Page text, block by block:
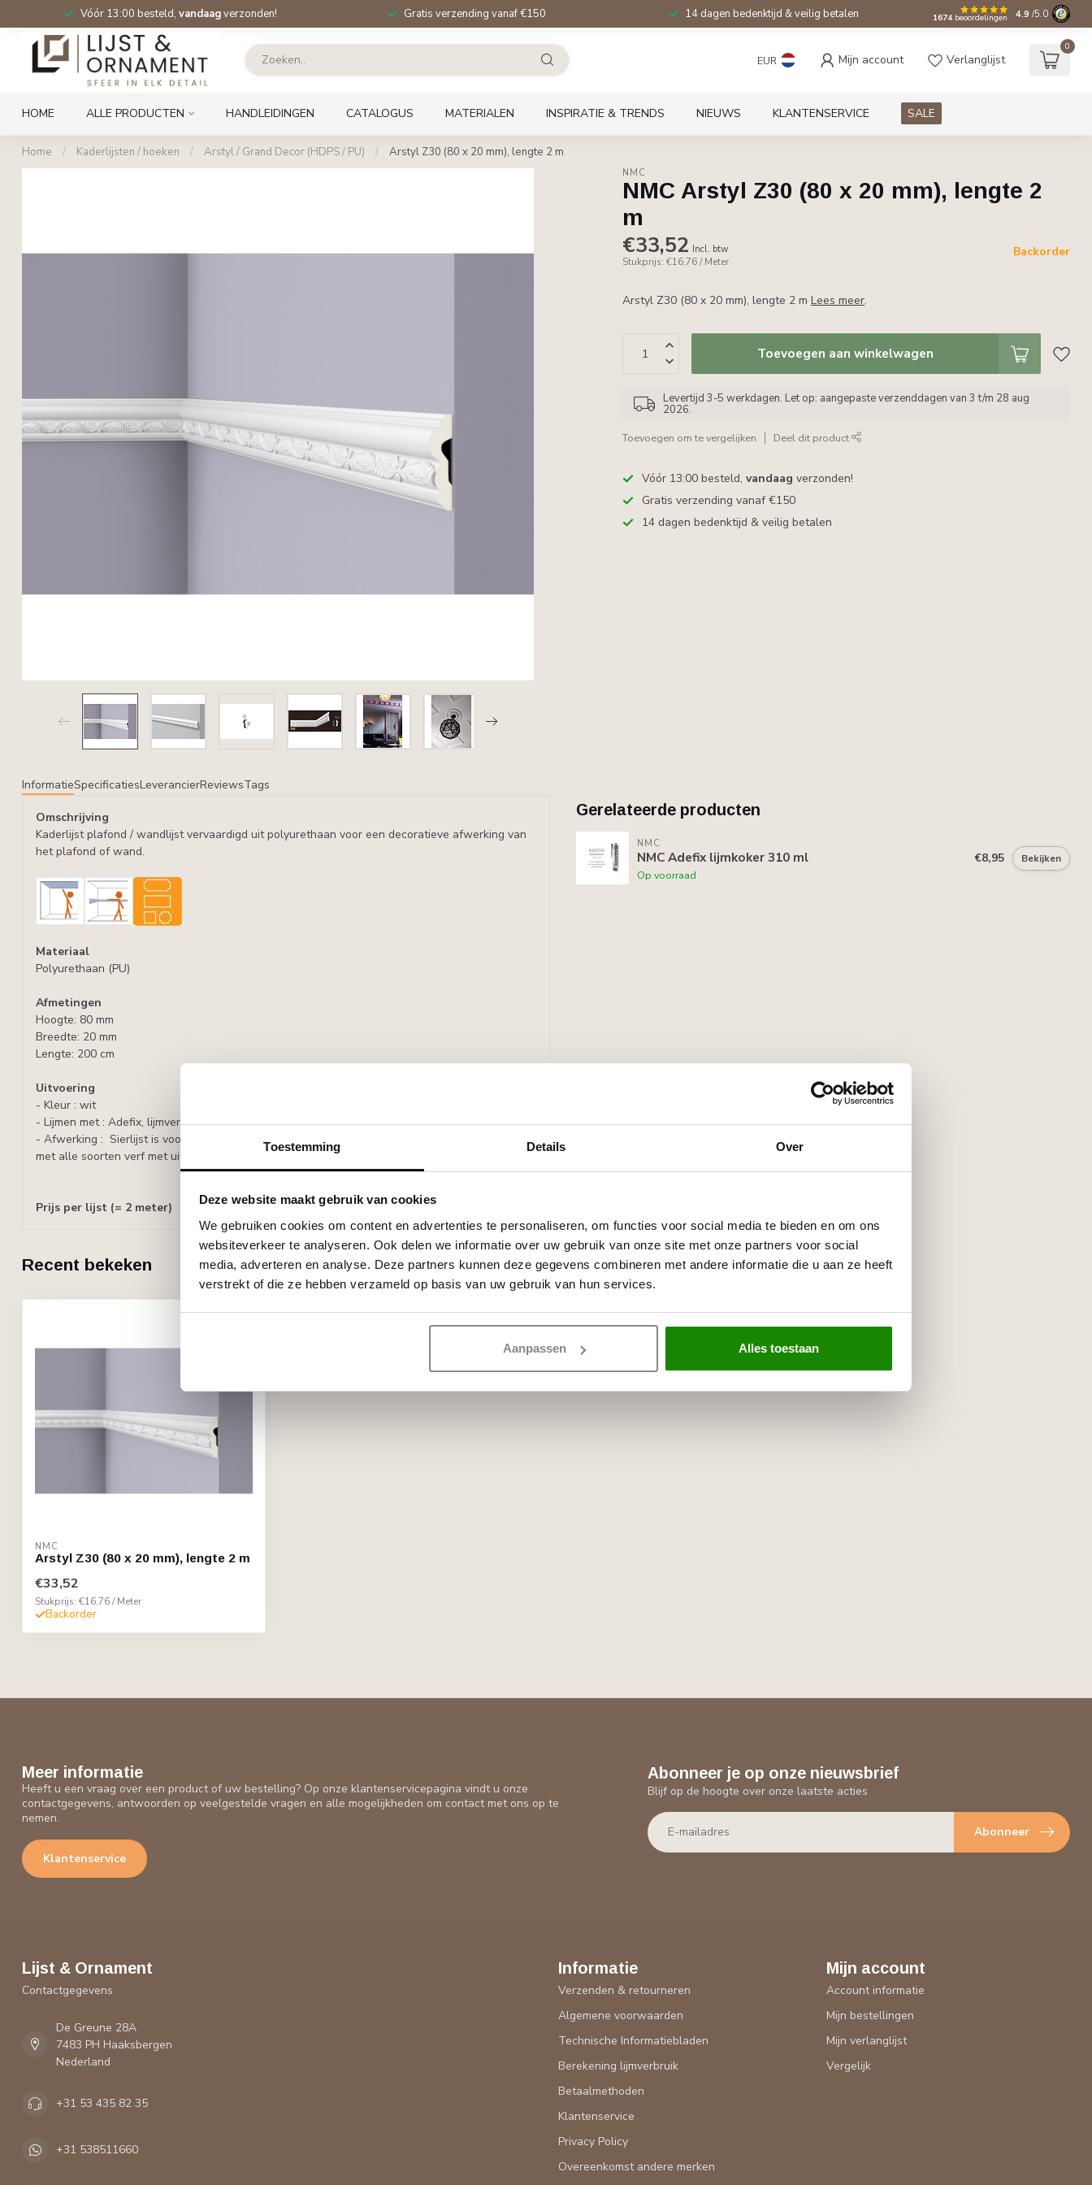
Toestemming Details Over
Deze website maakt gebruik van cookies
We gebruiken cookies om content en advertenties te personaliseren, om functies voor social media te bieden en om ons
websiteverkeer te analyseren. Ook delen we informatie over uw gebruik van onze site met onze partners voor social
media, adverteren en analyse. Deze partners kunnen deze gegevens combineren met andere informatie die u aan ze heeft
verstrekt of die ze hebben verzameld op basis van uw gebruik van hun services.
Aanpassen Alles toestaan
Vóór 13:00 besteld, vandaagverzonden! Gratis verzending vanaf €150 14 dagen bedenktijd & veilig betalen 1674beoordelingen 4.9 /5.0
EUR Mijn account Verlanglijst
0
HOME ALLE PRODUCTEN HANDLEIDINGEN CATALOGUS MATERIALEN INSPIRATIE & TRENDS NIEUWS KLANTENSERVICE SALE
Home / Kaderlijsten / hoeken / Arstyl / Grand Decor (HDPS / PU) / Arstyl Z30 (80 x 20 mm), lengte 2 m
NMC
NMC Arstyl Z30 (80 x 20 mm), lengte 2
m
€33,52 Incl. btw
Stukprijs: €16,76 / Meter
Backorder
Arstyl Z30 (80 x 20 mm), lengte 2 mLees meer.
Toevoegen aan winkelwagen
Levertijd 3-5 werkdagen. Let op: aangepaste verzenddagen van 3 t/m 28 aug
2026.
Toevoegen om te vergelijken Deel dit product
Vóór 13:00 besteld,vandaag verzonden!
Gratis verzending vanaf €150
14 dagen bedenktijd & veilig betalen
InformatieSpecificatiesLeverancierReviewsTags
Omschrijving
Kaderlijst plafond / wandlijst vervaardigd uit polyurethaan voor een decoratieve afwerking van
het plafond of wand.
Materiaal
Polyurethaan (PU)
Afmetingen
Hoogte: 80 mm
Breedte: 20 mm
Lengte: 200 cm
Uitvoering
- Kleur : wit
- Lijmen met : Adefix, lijmverbruik: 5 - 6 meter lijst per lijmkoker.
- Afwerking : Sierlijst is voorbehandeld met een watergedragen witte primer, overschilderbaar
met alle soorten verf met uitzondering van silicaathoudende verven.
Prijs per lijst (= 2 meter)
Gerelateerde producten
NMC
NMC Adefix lijmkoker 310 ml
Op voorraad
€8,95 Bekijken
Recent bekeken
NMC
Arstyl Z30 (80 x 20 mm), lengte 2 m
€33,52
Stukprijs: €16,76 / Meter
Backorder
Meer informatie
Heeft u een vraag over een product of uw bestelling? Op onze klantenservicepagina vindt u onze
contactgegevens, antwoorden op veelgestelde vragen en alle mogelijkheden om contact met ons op te
nemen.
Klantenservice
Abonneer je op onze nieuwsbrief
Blijf op de hoogte over onze laatste acties
Abonneer
Lijst & Ornament
Contactgegevens
De Greune 28A
7483 PH Haaksbergen
Nederland
+31 53 435 82 35
+31 538511660
Informatie
Verzenden & retourneren
Algemene voorwaarden
Technische Informatiebladen
Berekening lijmverbruik
Betaalmethoden
Klantenservice
Privacy Policy
Overeenkomst andere merken
Mijn account
Account informatie
Mijn bestellingen
Mijn verlanglijst
Vergelijk